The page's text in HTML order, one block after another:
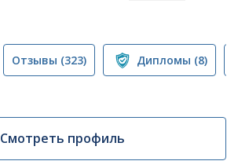
Отзывы (323) Дипломы (8)
Смотреть профиль